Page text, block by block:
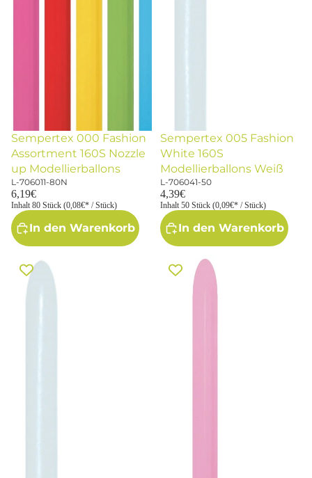
Sempertex 000 Fashion
Assortment 160S Nozzle
up Modellierballons
L-706011-80N
6,19€
Inhalt 80 Stück (0,08€* / Stück)
In den Warenkorb
Sempertex 005 Fashion
White 160S
Modellierballons Weiß
L-706041-50
4,39€
Inhalt 50 Stück (0,09€* / Stück)
In den Warenkorb
Sempertex 005 Fashion White
160S Nozzle up
Modellierballons Weiß
Sempertex 009 Fashion
Bubblegum Pink 160S Nozzle
up Modellierballons